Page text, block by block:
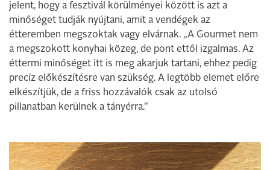
jelent, hogy a fesztivál körülményei között is azt a
minőséget tudják nyújtani, amit a vendégek az
étteremben megszoktak vagy elvárnak. „A Gourmet nem
a megszokott konyhai közeg, de pont ettől izgalmas. Az
éttermi minőséget itt is meg akarjuk tartani, ehhez pedig
precíz előkészítésre van szükség. A legtöbb elemet előre
elkészítjük, de a friss hozzávalók csak az utolsó
pillanatban kerülnek a tányérra.”